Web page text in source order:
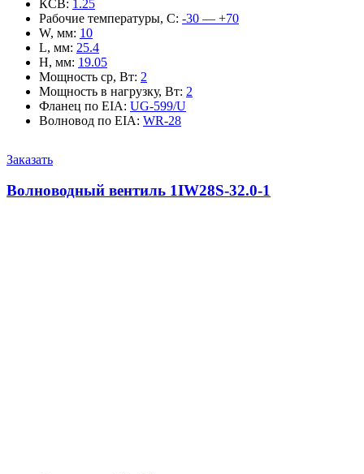
КСВ: 1.25
Рабочие температуры, С: -30 — +70
W, мм: 10
L, мм: 25.4
H, мм: 19.05
Мощность ср, Вт: 2
Мощность в нагрузку, Вт: 2
Фланец по EIA: UG-599/U
Волновод по EIA: WR-28
Заказать
Волноводный вентиль 1IW28S-32.0-1